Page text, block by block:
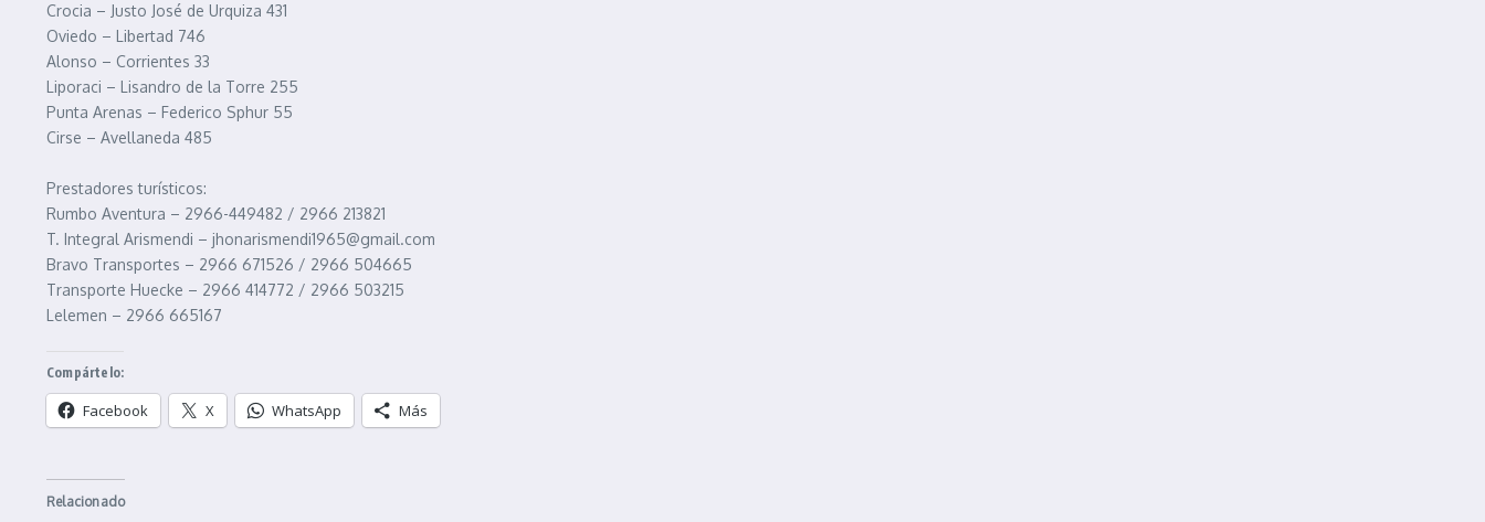
Crocia – Justo José de Urquiza 431
Oviedo – Libertad 746
Alonso – Corrientes 33
Liporaci – Lisandro de la Torre 255
Punta Arenas – Federico Sphur 55
Cirse – Avellaneda 485
Prestadores turísticos:
Rumbo Aventura – 2966-449482 / 2966 213821
T. Integral Arismendi – jhonarismendi1965@gmail.com
Bravo Transportes – 2966 671526 / 2966 504665
Transporte Huecke – 2966 414772 / 2966 503215
Lelemen – 2966 665167
Compártelo:
Facebook X WhatsApp Más
Relacionado